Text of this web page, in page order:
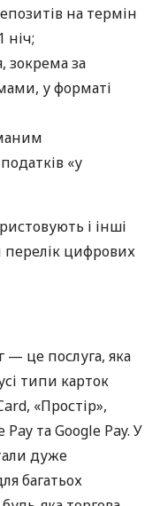
на термін
ніч;
зокрема за
у форматі
«у
і інші
цифрових
— це послуга, яка
типи карток
«Простір»,
та Google Pay. У
дуже
багатьох